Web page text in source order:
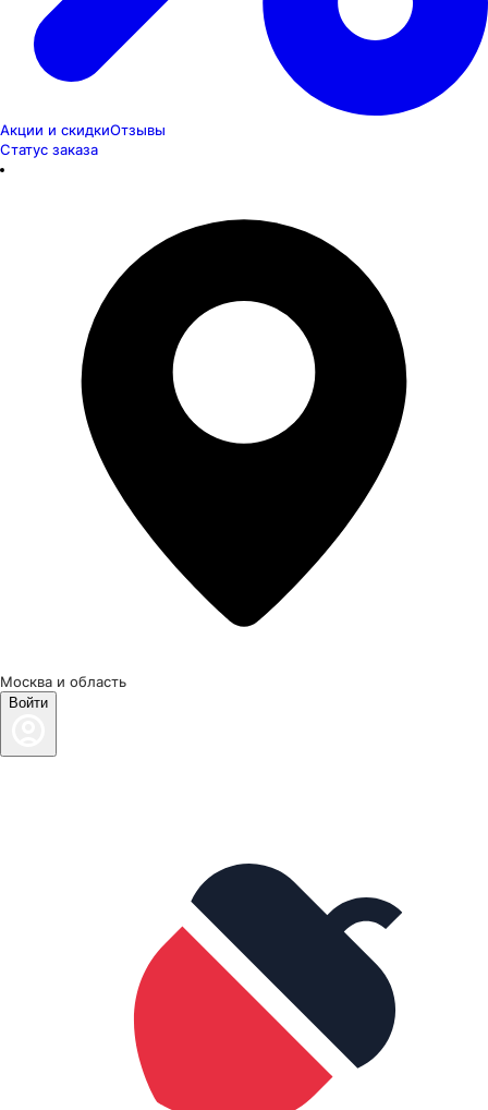
Акции и скидкиОтзывы
Статус заказа
Москва и область
Войти